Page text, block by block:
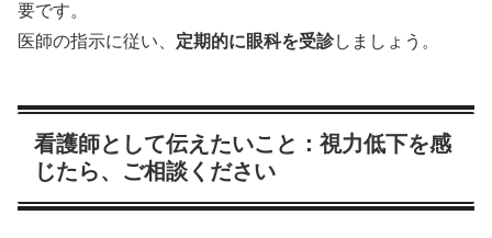
要です。
医師の指示に従い、 定期的に眼科を受診しましょう。
看護師として伝えたいこと：視力低下を感
じたら、ご相談ください